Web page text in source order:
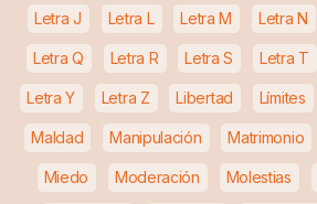
Letra J Letra L Letra M Letra N
Letra Q Letra R Letra S Letra T
Letra Y Letra Z Libertad Límites
Maldad Manipulación Matrimonio
Miedo Moderación Molestias